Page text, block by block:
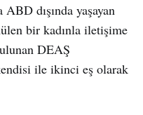
dışında yaşayan
bir kadınla iletişime
DEAŞ
ile ikinci eş olarak